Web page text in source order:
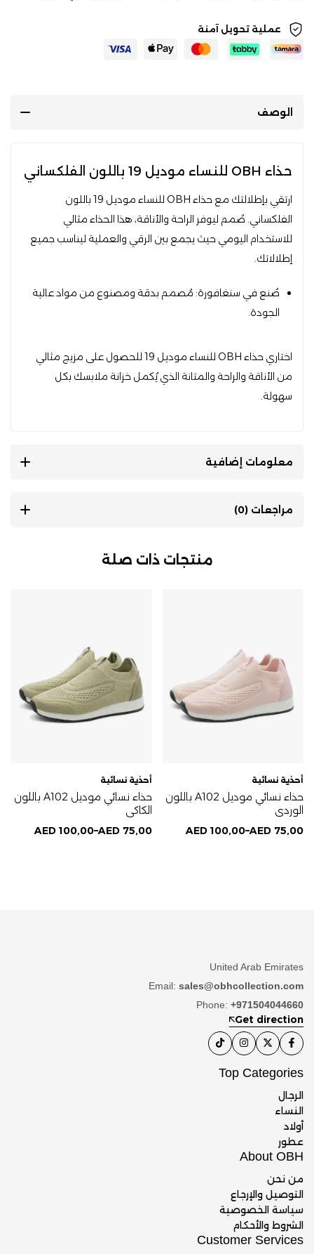
عملية تحويل آمنة
الوصف
حذاء OBH للنساء موديل 19 باللون الفلكساني
ارتقي بإطلالتك مع حذاء OBH للنساء موديل 19 باللون
الفلكساني. صُمم ليوفر الراحة والأناقة، هذا الحذاء مثالي
للاستخدام اليومي حيث يجمع بين الرقي والعملية ليناسب جميع
إطلالاتك.
صُنع في سنغافورة: مُصمم بدقة ومصنوع من مواد عالية
الجودة.
اختاري حذاء OBH للنساء موديل 19 للحصول على مزيج مثالي
من الأناقة والراحة والمتانة الذي يُكمل خزانة ملابسك بكل
سهولة.
معلومات إضافية
مراجعات (0)
منتجات ذات صلة
أحذية نسائية
حذاء نسائي موديل A102 باللون
الوردي
AED 75,00
–
AED 100,00
أحذية نسائية
حذاء نسائي موديل A102 باللون
الكاكي
AED75,00
–
AED100,00
United Arab Emirates
Email: sales@obhcollection.com
Phone: +971504044660
Get direction
Top Categories
الرجال
النساء
أولاد
عطور
About OBH
من نحن
التوصيل والإرجاع
سياسة الخصوصية
الشروط والأحكام
Customer Services